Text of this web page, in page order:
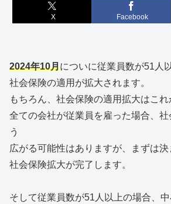
X Facebook
2024年10月についに従業員数が51人
社会保険の適用が拡大されます。
もちろん、社会保険の適用拡大はこれ
全ての会社が従業員を雇った場合、
う
広がる可能性はありますが、まずは決
社会保険拡大が完了します。
そして従業員数が51人以上の場合、